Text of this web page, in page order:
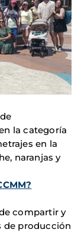
la categoría
en la
naranjas y
compartir y
de producción